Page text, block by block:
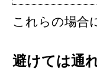
これらの場合
避けては通